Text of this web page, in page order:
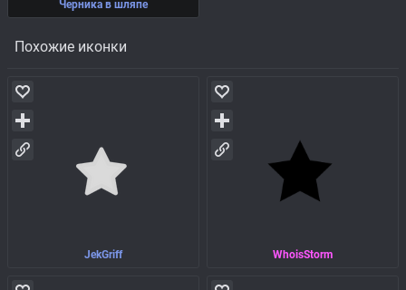
Черника в шляпе
Похожие иконки
JekGriff WhoisStorm